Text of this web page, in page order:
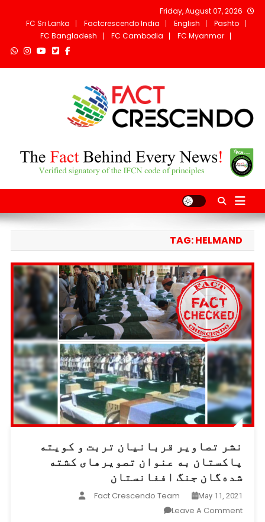
Skip
Friday, August 07, 2026
Pashto
English
Factcrescendo India
FC Sri Lanka
FC Myanmar
FC Cambodia
FC Bangladesh
Fact Crescendo
Afghanistan
TAG:HELMAND
نشر تصاویر قربانیان تربت و کویته
پاکستان به عنوان تصویرهای کشته
شده‌گان جنگ افغانستان
May 11, 2021
Fact Crescendo Team
Leave A Comment